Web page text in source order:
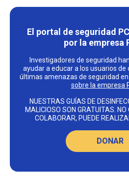
El portal de seguridad
por la empresa
Investigadores de seguridad
ayudar a educar a los usuarios
últimas amenazas de seguridad en
sobre la empresa
NUESTRAS GUÍAS DE
MALICIOSO SON GRATUITAS.
COLABORAR, PUEDE
DONAR